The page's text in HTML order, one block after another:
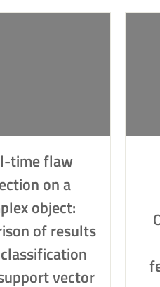
time flaw
on a
object:
of results
vector